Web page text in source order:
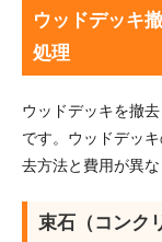
ウッドデッキ
処理
ウッドデッキを撤
です。ウッドデッ
去方法と費用が異な
束石（コンク